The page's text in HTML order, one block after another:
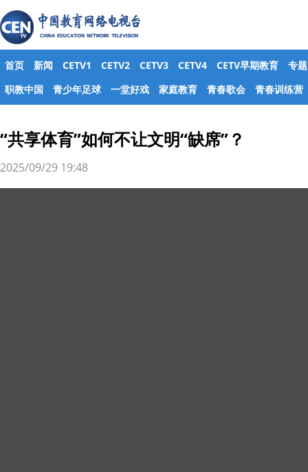
首页 新闻 CETV1 CETV2 CETV3 CETV4 CETV早期教育
专题
职教中国
青少年足球 一堂好戏 家庭教育 青春歌会 青春训练营
“共享体育”如何不让文明“缺席”？
2025/09/29 19:48